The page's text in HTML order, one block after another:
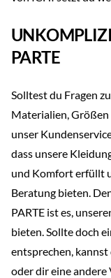
PARTE
Solltest du Fragen
Materialien,
unser
dass unsere
und Komfort erfüllt
Beratung bieten.
PARTE ist es,
bieten. Sollte doch
entsprechen,
oder dir eine andere